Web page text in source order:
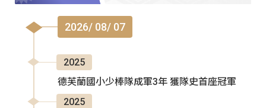
2026/ 08/ 07
2025
德芙蘭國小少棒隊成軍3年 獲隊史首座冠軍
2025